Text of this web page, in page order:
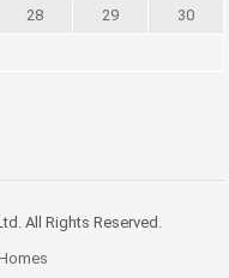
28 29 30
All Rights Reserved.